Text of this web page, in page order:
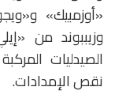
«أوزمبيك» و«
وزيببوند من
الصيدليات
نقص الإمدادات.